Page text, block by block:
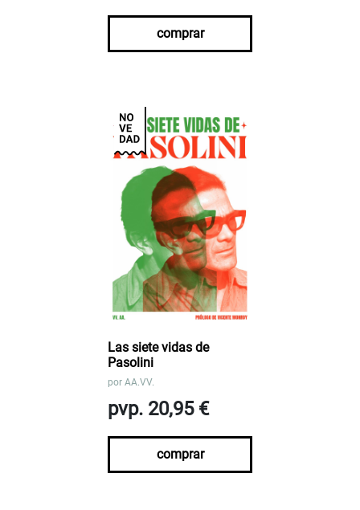
comprar
Las siete vidas de
Pasolini
por AA.VV.
pvp. 20,95 €
comprar